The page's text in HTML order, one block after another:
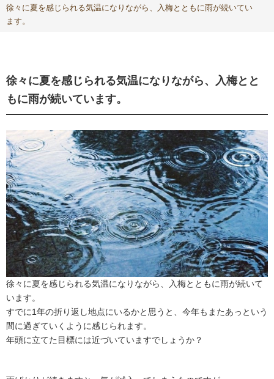
徐々に夏を感じられる気温になりながら、入梅とともに雨が続いてい
ます。
徐々に夏を感じられる気温になりながら、入梅とと
もに雨が続いています。
徐々に夏を感じられる気温になりながら、入梅とともに雨が続いて
います。
すでに1年の折り返し地点にいるかと思うと、今年もまたあっという
間に過ぎていくように感じられます。
年頭に立てた目標には近づいていますでしょうか？